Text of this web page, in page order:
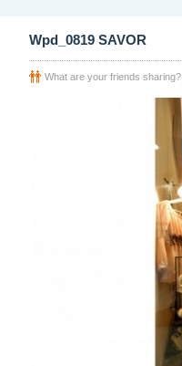
Wpd_0819 SAVOR
What are your friends sharing?